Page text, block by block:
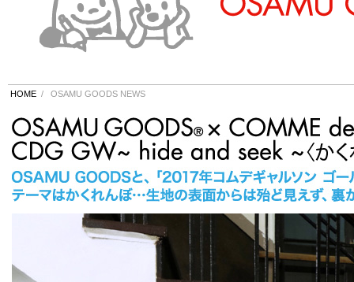
HOME / OSAMU GOODS NEWS